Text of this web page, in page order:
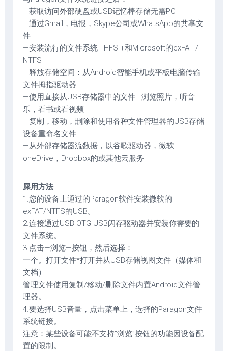
—获取访问外部硬盘或USB记忆棒存储无需PC
—通过Gmail，电报，Skype公司或WhatsApp的共享文
件
—安装流行的文件系统 - HFS +和Microsoft的exFAT /
NTFS
—释放存储空间：从Android智能手机或平板电脑传输
文件拇指驱动器
—使用直接从USB存储器中的文件 - 浏览照片，听音
乐，看书或看视频
—复制，移动，删除和使用各种文件管理器的USB存储
设备重命名文件
—从外部存储器流数据，以谷歌驱动器，微软
oneDrive，Dropbox的或其他云服务
屎用方法
1.您的设备上通过的Paragon软件安装微软的
exFAT/NTFS的USB。
2.连接通过USB OTG USB闪存驱动器并安装你需要的
文件系统。
3.点击—浏览—按钮，然后选择：
一个。打开文件*打开并从USB存储视图文件（媒体和
文档）
管理文件使用复制/移动/删除文件内置Android文件管
理器。
4.要选择USB音量，点击菜单上，选择的Paragon文件
系统链接。
注意：某些设备可能不支持“浏览”按钮的功能因设备配
置的限制。